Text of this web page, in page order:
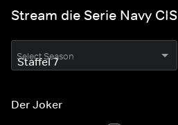
Stream die Serie Navy CIS
Select Season
Der Joker